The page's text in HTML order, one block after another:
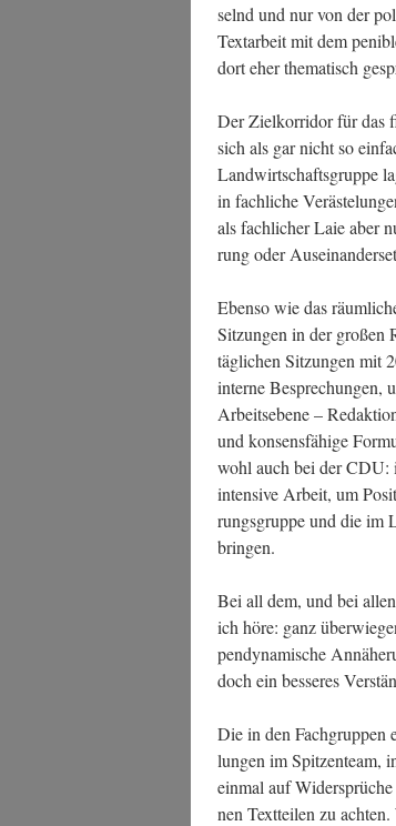
selnd und nur von der
Text­ar­beit mit dem
dort eher the­ma­tisch
Der Ziel­kor­ri­dor für das
sich als gar nicht so
Land­wirt­schafts­grup­pe
in fach­li­che
als fach­li­cher Laie aber
rung oder
Eben­so wie das
Sit­zun­gen in der gro­ßen
täg­li­chen Sit­zun­gen mit
inter­ne Bespre­chun­gen,
Arbeits­ebe­ne –
und kon­sens­fä­hi­ge
wohl auch bei der CDU:
inten­si­ve Arbeit, um
rungs­grup­pe und die im
bringen.
Bei all dem, und bei
ich höre: ganz
pen­dy­na­mi­sche
doch ein bes­se­res
Die in den Fach­grup­pen
lun­gen im Spit­zen­team,
ein­mal auf
nen Text­tei­len zu